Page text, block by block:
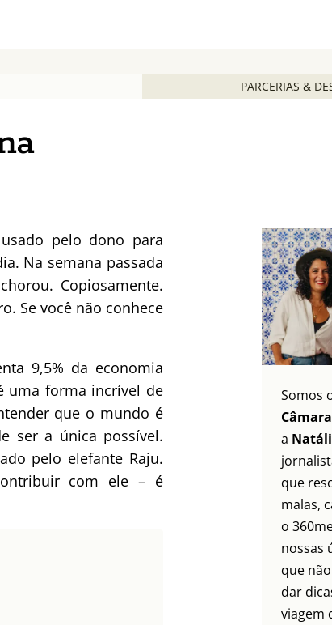
PARCERIAS &
pelo dono para
Na semana passada
Copiosamente.
Se você não conhece
9,5% da economia
uma forma incrível de
que o mundo é
ser a única possível.
pelo elefante Raju.
com ele – é
Somos
Câmara
a
que
malas,
o
nossas
que
dar
viagem